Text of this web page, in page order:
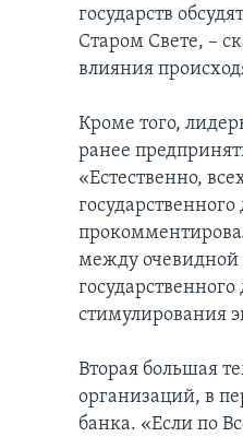
государств
Старом Свете, –
влияния
Кроме того,
ранее
«Естественно,
между очевидной
стимулирования
Вторая большая
организаций, в
банка. «Если по